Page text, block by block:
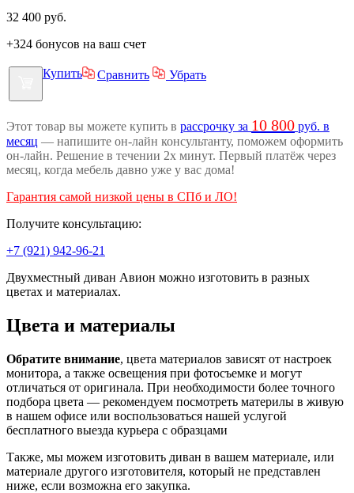
32 400 руб.
+324 бонусов на ваш счет
Купить Сравнить Убрать
Этот товар вы можете купить в рассрочку за 10 800 руб. в
месяц — напишите он-лайн консультанту, поможем оформить
он-лайн. Решение в течении 2х минут. Первый платёж через
месяц, когда мебель давно уже у вас дома!
Гарантия самой низкой цены в СПб и ЛО!
Получите консультацию:
+7 (921) 942-96-21
Двухместный диван Авион можно изготовить в разных
цветах и материалах.
Цвета и материалы
Обратите внимание, цвета материалов зависят от настроек
монитора, а также освещения при фотосъемке и могут
отличаться от оригинала. При необходимости более точного
подбора цвета — рекомендуем посмотреть материлы в живую
в нашем офисе или воспользоваться нашей услугой
бесплатного выезда курьера с образцами
Также, мы можем изготовить диван в вашем материале, или
материале другого изготовителя, который не представлен
ниже, если возможна его закупка.